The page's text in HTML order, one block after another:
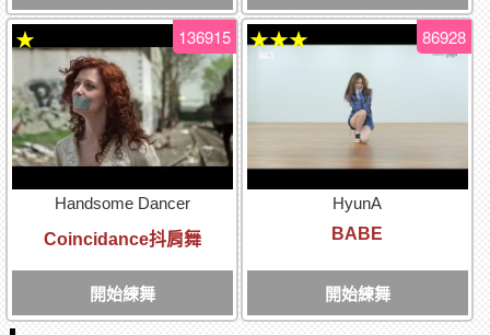
Handsome Dancer
Coincidance抖肩舞
開始練舞
136915
★
HyunA
BABE
開始練舞
86928
★★★